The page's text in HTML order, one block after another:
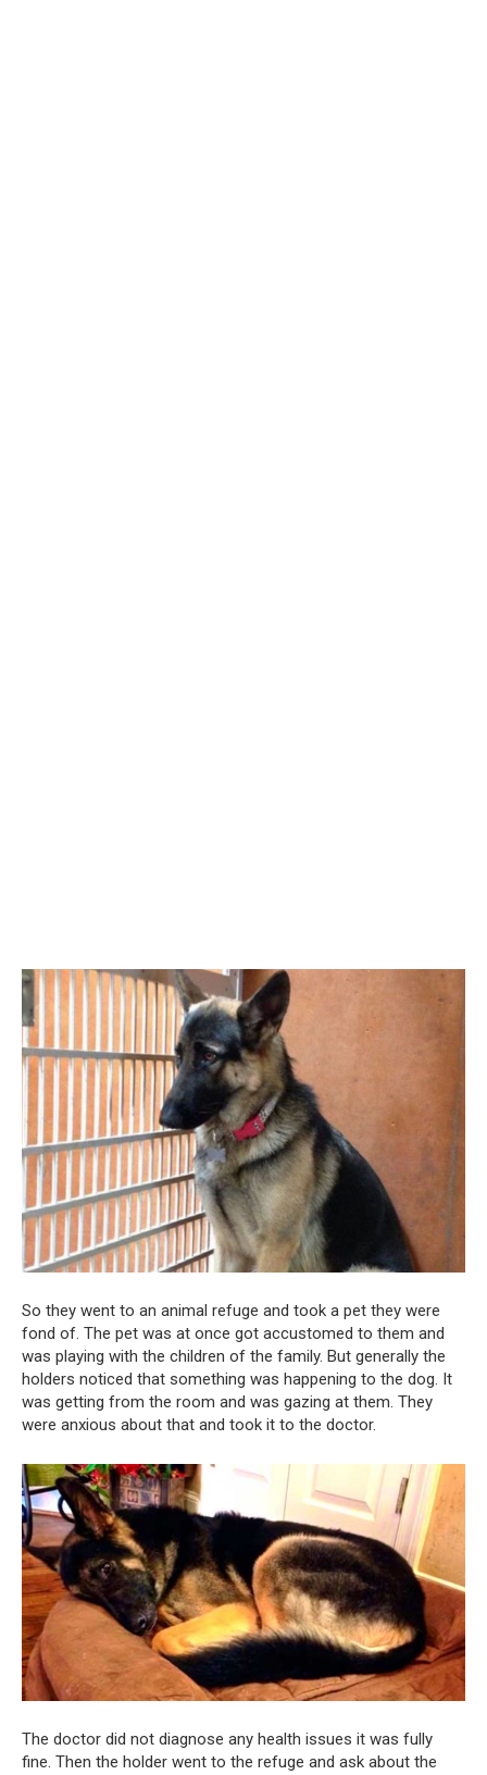
So they went to an animal refuge and took a pet they were
fond of. The pet was at once got accustomed to them and
was playing with the children of the family. But generally the
holders noticed that something was happening to the dog. It
was getting from the room and was gazing at them. They
were anxious about that and took it to the doctor.
The doctor did not diagnose any health issues it was fully
fine. Then the holder went to the refuge and ask about the